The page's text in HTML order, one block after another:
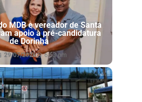
MDB e vereador de Santa
apoio à pré-candidatura
de Dorinha
29/07/2026 6:53 pm